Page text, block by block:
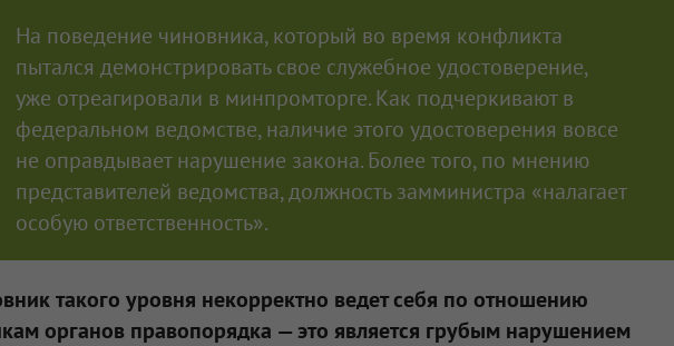
На поведение чиновника, который во время конфликта
пытался демонстрировать свое служебное удостоверение,
уже отреагировали в минпромторге. Как подчеркивают в
федеральном ведомстве, наличие этого удостоверения вовсе
не оправдывает нарушение закона. Более того, по мнению
представителей ведомства, должность замминистра «налагает
особую ответственность».
такого уровня некорректно ведет себя по отношению
органов правопорядка — это является грубым нарушением